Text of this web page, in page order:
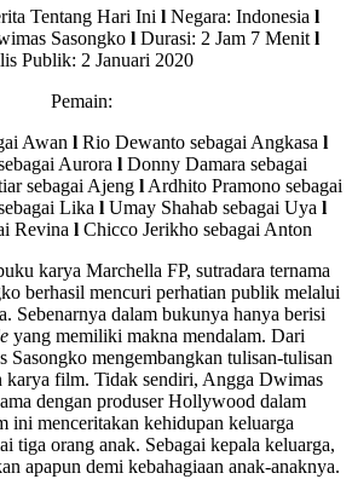
Tentang Hari Ini lNegara: Indonesia l
Sasongko lDurasi: 2 Jam 7 Menit l
Publik: 2 Januari 2020
Pemain:
Awan l Rio Dewanto sebagai Angkasa l
Aurora l Donny Damara sebagai
sebagai Ajeng lArdhito Pramono sebagai
Lika l Umay Shahab sebagai Uya l
Revina lChicco Jerikho sebagai Anton
karya Marchella FP, sutradara ternama
berhasil mencuri perhatian publik melalui
Sebenarnya dalam bukunya hanya berisi
yang memiliki makna mendalam. Dari
mengembangkan tulisan-tulisan
karya film. Tidak sendiri, Angga Dwimas
dengan produser Hollywood dalam
ini menceritakan kehidupan keluarga
tiga orang anak. Sebagai kepala keluarga,
apapun demi kebahagiaan anak-anaknya.